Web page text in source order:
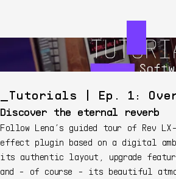
Tutorials | Ep. 1:
Discover the eternal reverb
Follow Lena’s guided tour of Rev
effect plugin based on a digital
its authentic layout, upgrade
and - of course - its beautiful